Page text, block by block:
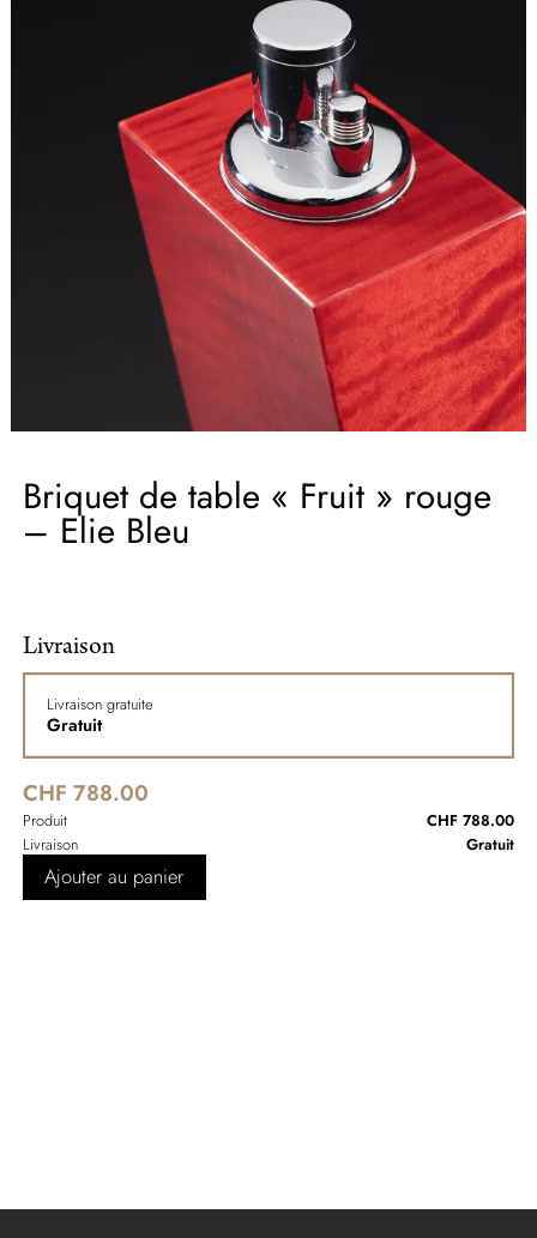
Briquet de table « Fruit » rouge
– Elie Bleu
Livraison
Livraison gratuite
Gratuit
CHF 788.00
Produit
CHF 788.00
Livraison
Gratuit
Ajouter au panier